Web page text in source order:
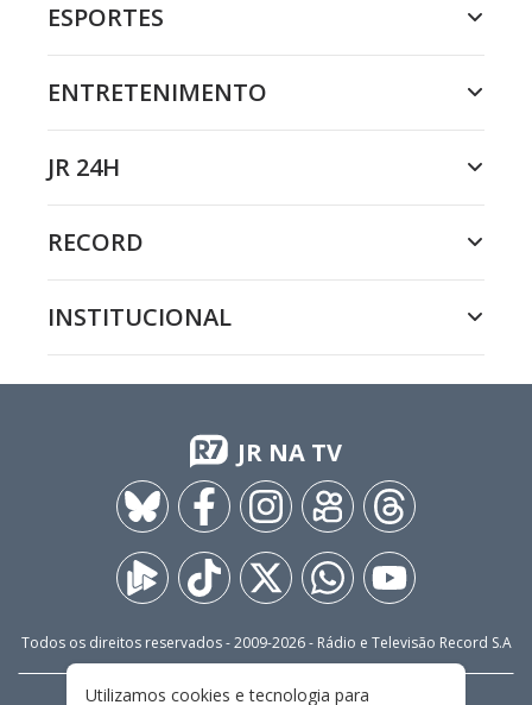
ESPORTES
ENTRETENIMENTO
JR 24H
RECORD
INSTITUCIONAL
JR NA TV
Todos os direitos reservados - 2009-2026- Rádio e Televisão Record S.A
Utilizamos cookies e tecnologia para